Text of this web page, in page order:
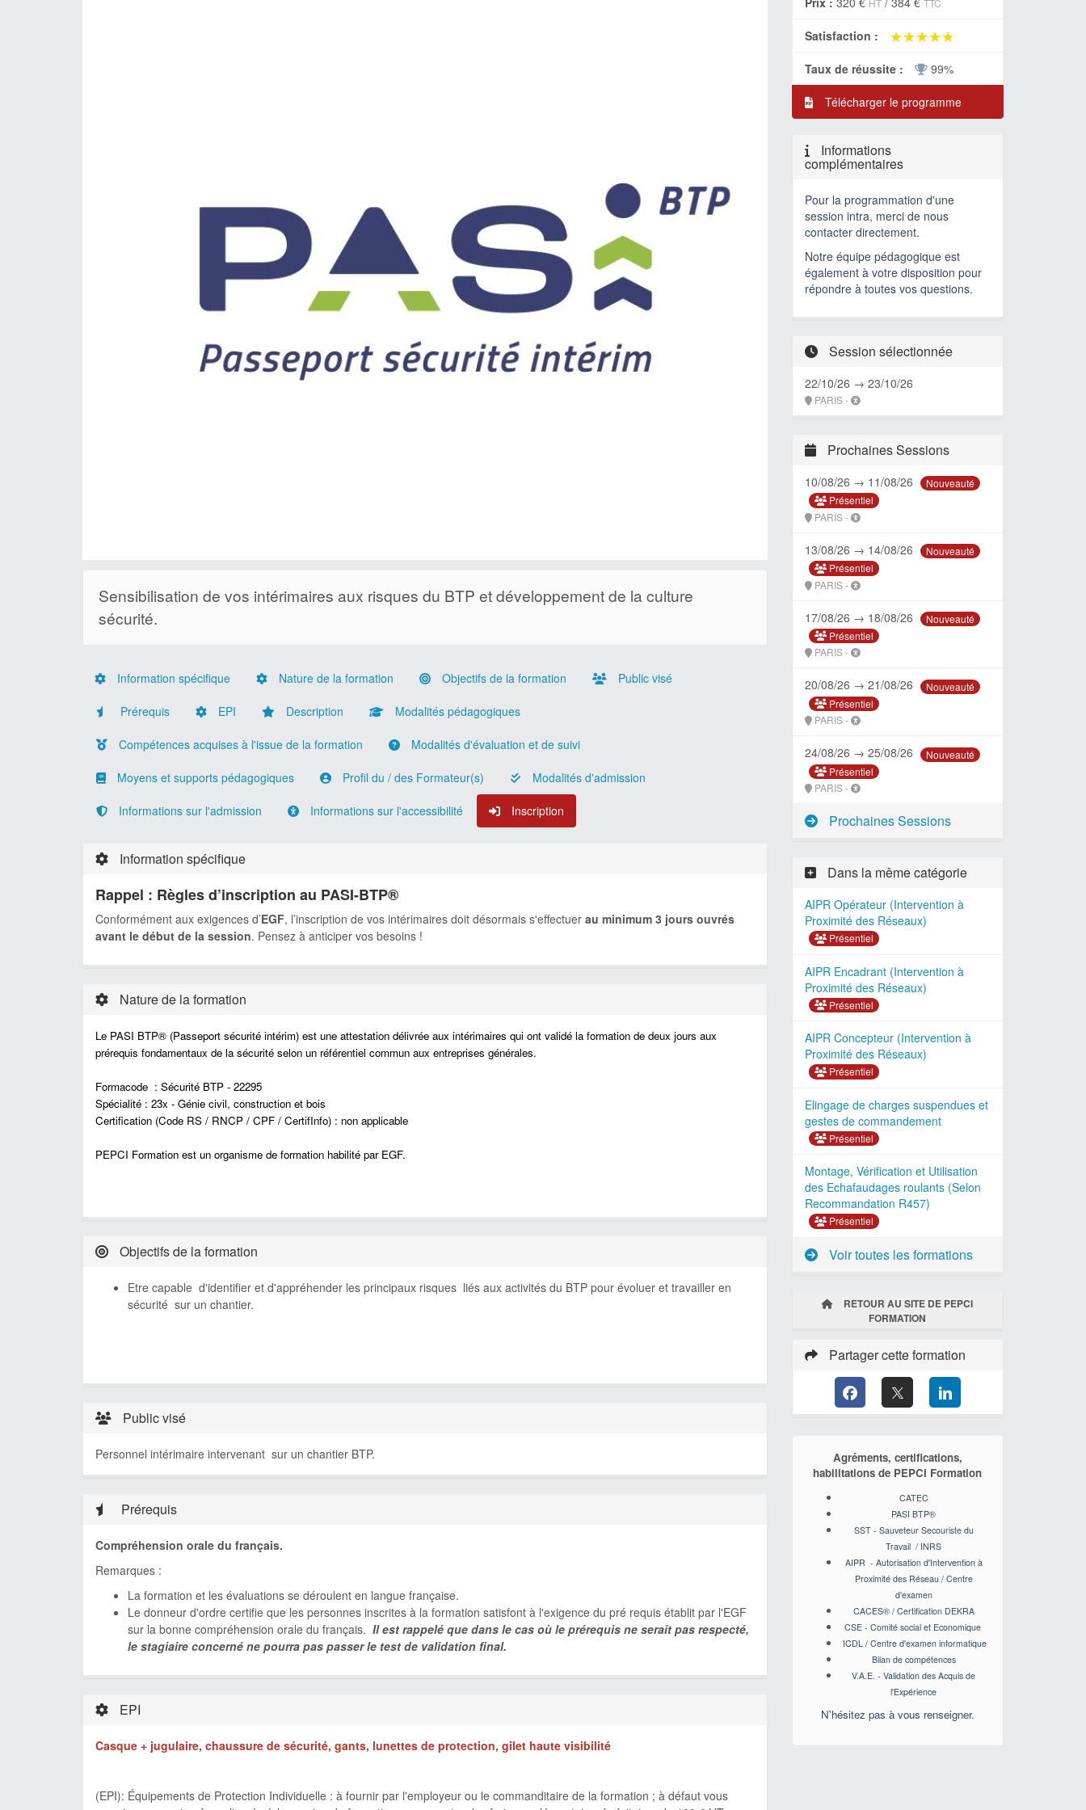
Sensibilisation de vos intérimaires aux risques du BTP et développement de la culture
sécurité.
Information spécifique Nature de la formation Objectifs de la formation Public visé
Prérequis EPI Description Modalités pédagogiques
Compétences acquises à l'issue de la formation Modalités d'évaluation et de suivi
Moyens et supports pédagogiques Profil du / des Formateur(s) Modalités d'admission
Informations sur l'admission Informations sur l'accessibilité Inscription
Information spécifique
Rappel : Règles d’inscription au PASI-BTP®
Conformément aux exigences d’EGF, l’inscription de vos intérimaires doit désormais s'effectuer au minimum 3 jours ouvrés
avant le début de la session. Pensez à anticiper vos besoins !
Nature de la formation
Le PASI BTP® (Passeport sécurité intérim) est une attestation délivrée aux intérimaires qui ont validé la formation de deux jours aux
prérequis fondamentaux de la sécurité selon un référentiel commun aux entreprises générales.
Formacode : Sécurité BTP - 22295
Spécialité : 23x - Génie civil, construction et bois
Certification (Code RS / RNCP / CPF / CertifInfo) : non applicable
PEPCI Formation est un organisme de formation habilité par EGF.
Objectifs de la formation
Etre capable d'identifier et d'appréhender les principaux risques liés aux activités du BTP pour évoluer et travailler en
sécurité sur un chantier.
Public visé
Personnel intérimaire intervenant sur un chantier BTP.
Prérequis
Compréhension orale du français.
Remarques :
La formation et les évaluations se déroulent en langue française.
Le donneur d'ordre certifie que les personnes inscrites à la formation satisfont à l'exigence du pré requis établit par l'EGF
sur la bonne compréhension orale du français. Il est rappelé que dans le cas où le prérequis ne serait pas respecté,
le stagiaire concerné ne pourra pas passer le test de validation final.
EPI
Casque + jugulaire, chaussure de sécurité, gants, lunettes de protection, gilet haute visibilité
(EPI): Équipements de Protection Individuelle : à fournir par l'employeur ou le commanditaire de la formation ; à défaut vous
HT TTC
Satisfaction : ★★★★★
★★★★★
Taux de réussite : 99%
Télécharger le programme
Informations
complémentaires
Pour la programmation d'une
session intra, merci de nous
contacter directement.
Notre équipe pédagogique est
également à votre disposition pour
répondre à toutes vos questions.
Session sélectionnée
22/10/26 → 23/10/26
PARIS -
Prochaines Sessions
10/08/26 → 11/08/26
Nouveauté
Présentiel
PARIS -
13/08/26 → 14/08/26
Nouveauté
Présentiel
PARIS -
17/08/26 → 18/08/26
Nouveauté
Présentiel
PARIS -
20/08/26 → 21/08/26
Nouveauté
Présentiel
PARIS -
24/08/26 → 25/08/26
Nouveauté
Présentiel
PARIS -
Prochaines Sessions
Dans la même catégorie
AIPR Opérateur (Intervention à
Proximité des Réseaux)
Présentiel
AIPR Encadrant (Intervention à
Proximité des Réseaux)
Présentiel
AIPR Concepteur (Intervention à
Proximité des Réseaux)
Présentiel
Elingage de charges suspendues et
gestes de commandement
Présentiel
Montage, Vérification et Utilisation
des Echafaudages roulants (Selon
Recommandation R457)
Présentiel
Voir toutes les formations
RETOUR AU SITE DE PEPCI
FORMATION
Partager cette formation
Agréments, certifications,
habilitations de PEPCI Formation
CATEC
PASI BTP®
SST - Sauveteur Secouriste du
Travail / INRS
AIPR - Autorisation d'Intervention à
Proximité des Réseau / Centre
d'examen
CACES® / Certification DEKRA
CSE - Comité social et Economique
ICDL / Centre d'examen informatique
Bilan de compétences
V.A.E. - Validation des Acquis de
l'Expérience
N'hésitez pas à vous renseigner.